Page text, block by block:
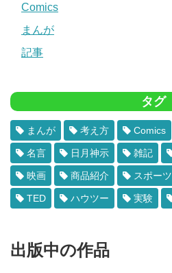
Comics
まんが
記事
タグ
まんが 考え方 Comics
名言 日月神示 雑記
映画 商品紹介 スポーツ
TED ハウツー 実験
出版中の作品